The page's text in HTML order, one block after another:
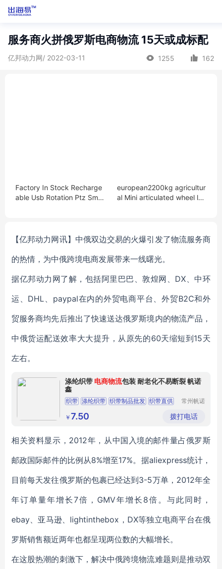
服务商火拼俄罗斯电商物流 15天或成标配
亿邦动力网/ 2022-03-11 1255 162
Factory In Stock Recharge
able Usb Rotation Ptz Smar
european2200kg agricultur
al Mini articulated wheel loa
【亿邦动力网讯】中俄双边交易的火爆引发了物流服务商
的热情，为中俄跨境电商发展带来一线曙光。
据亿邦动力网了解，包括阿里巴巴、敦煌网、DX、中环
运、DHL、paypal在内的外贸电商平台、外贸B2C和外
贸服务商均先后推出了快速送达俄罗斯境内的物流产品，
中俄货运配送效率大大提升，从原先的60天缩短到15天
左右。
涤纶织带 电商物流包装 耐老化不易断裂 帆诺
鑫
织带 涤纶织带 织带制品批发 织带直供
织带制品
常州帆诺
限公司
￥ 7.50 拨打电话
相关资料显示，2012年，从中国入境的邮件量占俄罗斯
邮政国际邮件的比例从8%增至17%。据aliexpress统计，
目前每天发往俄罗斯的包裹已经达到3-5万单，2012年全
年订单量年增长7倍，GMV年增长8倍。与此同时，
ebay、亚马逊、lightinthebox，DX等独立电商平台在俄
罗斯销售额近两年也都呈现两位数的大幅增长。
在这股热潮的刺激下，解决中俄跨境物流难题则是推动双